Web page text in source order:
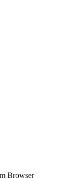
Browser